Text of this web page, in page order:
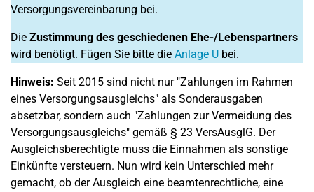
Versorgungsvereinbarung bei.
Die Zustimmung des geschiedenen Ehe-/Lebenspartners
wird benötigt. Fügen Sie bitte die Anlage U bei.
Hinweis: Seit 2015 sind nicht nur "Zahlungen im Rahmen
eines Versorgungsausgleichs" als Sonderausgaben
absetzbar, sondern auch "Zahlungen zur Vermeidung des
Versorgungsausgleichs" gemäß § 23 VersAusglG. Der
Ausgleichsberechtigte muss die Einnahmen als sonstige
Einkünfte versteuern. Nun wird kein Unterschied mehr
gemacht, ob der Ausgleich eine beamtenrechtliche, eine